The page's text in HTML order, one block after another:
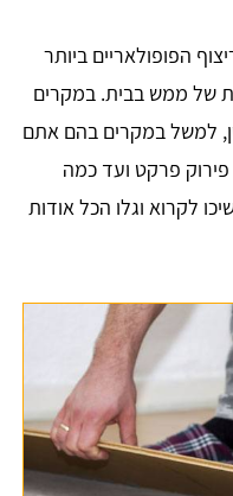
הפופולאריים ביותר
של ממש בבית. במקרים
למשל במקרים בהם אתם
פרקט ועד כמה
לקרוא וגלו הכל אודות